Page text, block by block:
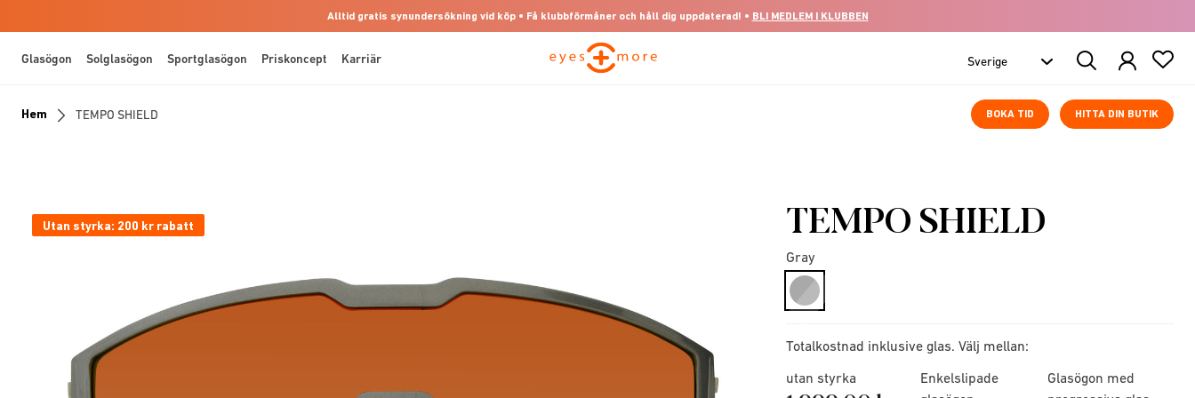
Alltid gratis synundersökning vid köp • Få klubbförmåner och håll dig uppdaterad! • BLI MEDLEM I KLUBBEN
Glasögon Solglasögon Sportglasögon Priskoncept Karriär
Search
Products
BOKA TID HITTA DIN BUTIK
Hem TEMPO SHIELD
Utan styrka: 200 kr rabatt TEMPO SHIELD
Gray
selected
Totalkostnad inklusive glas. Välj mellan:
utan styrka
Enkelslipade
Glasögon med